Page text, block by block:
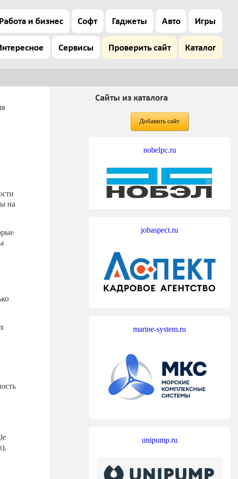
Работа и бизнес Софт Гаджеты Авто Игры
Сервисы Проверить сайт Каталог
на
Сайты из каталога
Добавить сайт
nobelpc.ru
jobaspect.ru
marine-system.ru
unipump.ru